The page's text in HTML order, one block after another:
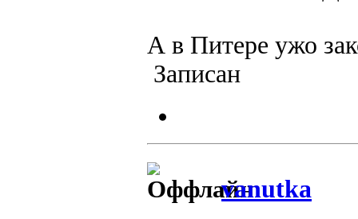
А в Питере ужо
Записан
vanutka